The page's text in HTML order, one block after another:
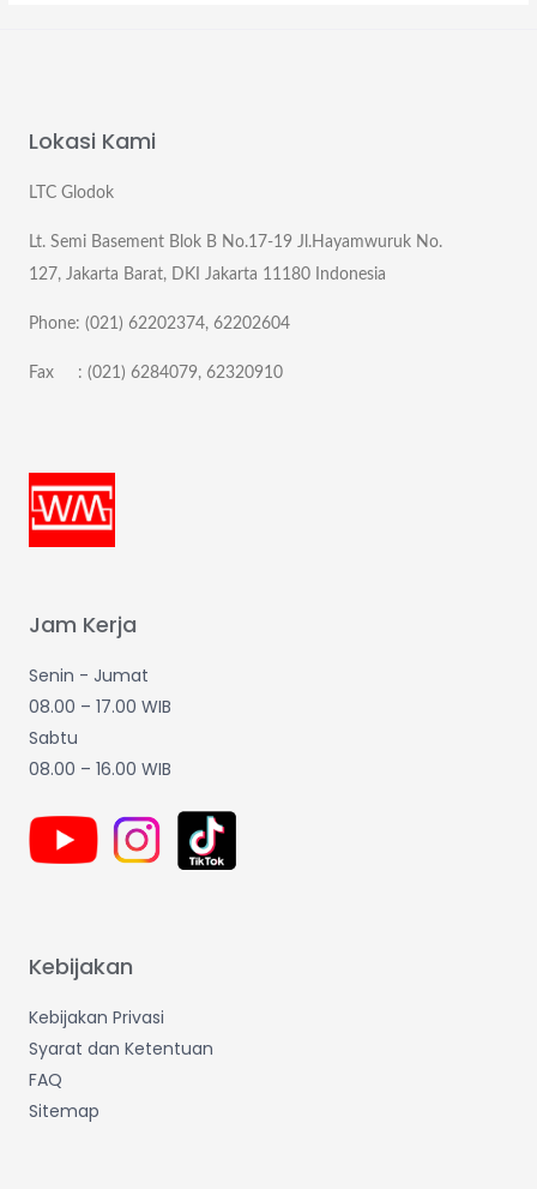
Lokasi Kami
LTC Glodok
Lt. Semi Basement Blok B No.17-19 Jl.Hayamwuruk No.
127, Jakarta Barat, DKI Jakarta 11180 Indonesia
Phone: (021) 62202374, 62202604
Fax : (021) 6284079, 62320910
Jam Kerja
Senin - Jumat
08.00 – 17.00 WIB
Sabtu
08.00 – 16.00 WIB
Kebijakan
Kebijakan Privasi
Syarat dan Ketentuan
FAQ
Sitemap